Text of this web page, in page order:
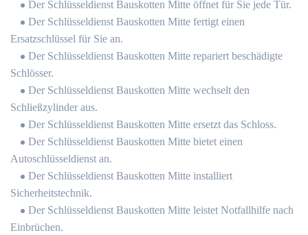
Der Schlüsseldienst Bauskotten Mitte öffnet für Sie jede Tür.
Der Schlüsseldienst Bauskotten Mitte fertigt einen
Ersatzschlüssel für Sie an.
Der Schlüsseldienst Bauskotten Mitte repariert beschädigte
Schlösser.
Der Schlüsseldienst Bauskotten Mitte wechselt den
Schließzylinder aus.
Der Schlüsseldienst Bauskotten Mitte ersetzt das Schloss.
Der Schlüsseldienst Bauskotten Mitte bietet einen
Autoschlüsseldienst an.
Der Schlüsseldienst Bauskotten Mitte installiert
Sicherheitstechnik.
Der Schlüsseldienst Bauskotten Mitte leistet Notfallhilfe nach
Einbrüchen.